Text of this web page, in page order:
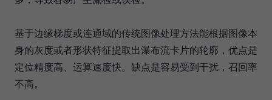
基于边缘梯度或连通域的传统图像处理方法能根据图像本
身的灰度或者形状特征提取出瀑布流卡片的轮廓，优点是
定位精度高、运算速度快。缺点是容易受到干扰，召回率
不高。